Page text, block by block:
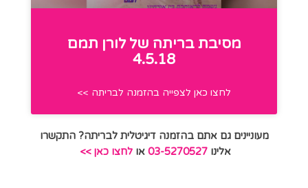
מסיבת בריתה של לורן תמם
4.5.18
לחצו כאן לצפייה בהזמנה לבריתה >>
מעוניינים גם אתם בהזמנה דיגיטלית לבריתה? התקשרו
אלינו 03-5270527 או לחצו כאן >>